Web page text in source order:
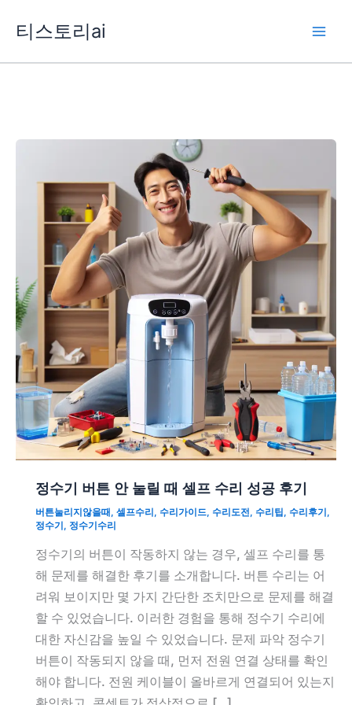
티스토리ai
정수기 버튼 안 눌릴 때 셀프 수리 성공 후기
버튼눌리지않을때 , 셀프수리 , 수리가이드, 수리도전, 수리팁 , 수리후기 ,
정수기 , 정수기수리
정수기의 버튼이 작동하지 않는 경우, 셀프 수리를 통
해 문제를 해결한 후기를 소개합니다. 버튼 수리는 어
려워 보이지만 몇 가지 간단한 조치만으로 문제를 해결
할 수 있었습니다. 이러한 경험을 통해 정수기 수리에
대한 자신감을 높일 수 있었습니다. 문제 파악 정수기
버튼이 작동되지 않을 때, 먼저 전원 연결 상태를 확인
해야 합니다. 전원 케이블이 올바르게 연결되어 있는지